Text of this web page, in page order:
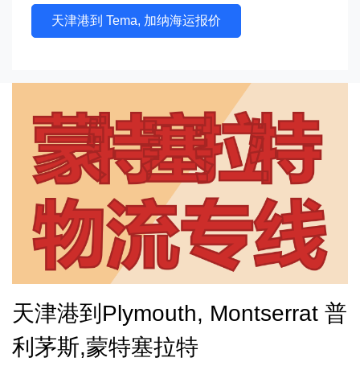
天津港到 Tema, 加纳海运报价
天津港到Plymouth, Montserrat 普
利茅斯,蒙特塞拉特